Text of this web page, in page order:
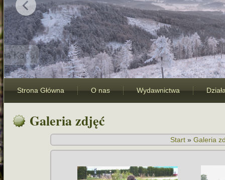
Widok w kierunku Śnieżki, Czarna Kopa
Strona Główna O nas Wydawnictwa
Galeria zdjęć
Start »Galeria